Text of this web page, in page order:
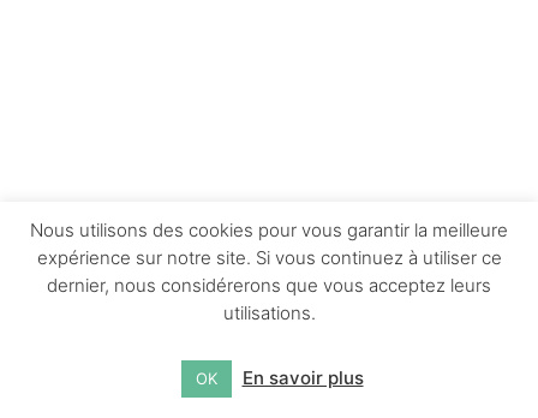
Nous utilisons des cookies pour vous garantir la meilleure
expérience sur notre site. Si vous continuez à utiliser ce
dernier, nous considérerons que vous acceptez leurs
utilisations.
OK En savoir plus